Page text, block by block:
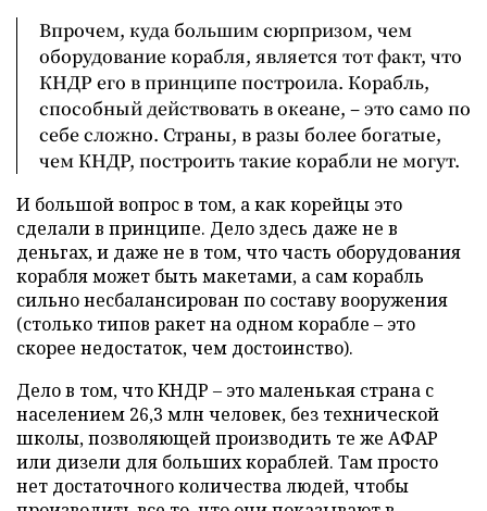
Впрочем, куда большим сюрпризом, чем
оборудование корабля, является тот факт, что
КНДР его в принципе построила. Корабль,
способный действовать в океане, – это само по
себе сложно. Страны, в разы более богатые,
чем КНДР, построить такие корабли не могут.
И большой вопрос в том, а как корейцы это
сделали в принципе. Дело здесь даже не в
деньгах, и даже не в том, что часть оборудования
корабля может быть макетами, а сам корабль
сильно несбалансирован по составу вооружения
(столько типов ракет на одном корабле – это
скорее недостаток, чем достоинство).
Дело в том, что КНДР – это маленькая страна с
населением 26,3 млн человек, без технической
школы, позволяющей производить те же АФАР
или дизели для больших кораблей. Там просто
нет достаточного количества людей, чтобы